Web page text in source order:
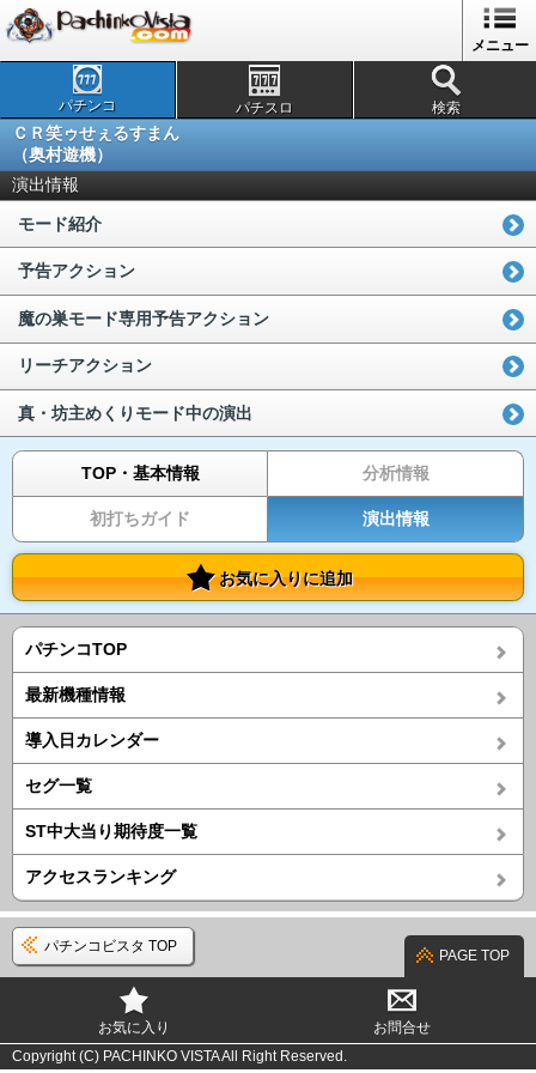
メニュー
パチンコ パチスロ 検索
ＣＲ笑ゥせぇるすまん
（奥村遊機）
演出情報
モード紹介
予告アクション
魔の巣モード専用予告アクション
リーチアクション
真・坊主めくりモード中の演出
TOP・基本情報 分析情報
初打ちガイド 演出情報
お気に入りに追加
パチンコTOP
最新機種情報
導入日カレンダー
セグ一覧
ST中大当り期待度一覧
アクセスランキング
パチンコビスタ TOP
PAGE TOP
お気に入り
お問合せ
Copyright (C) PACHINKO VISTA All Right Reserved.